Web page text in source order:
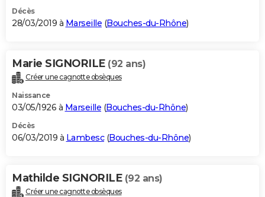
Décès
28/03/2019 à Marseille (Bouches-du-Rhône)
Marie SIGNORILE (92 ans)
Créer une cagnotte obsèques
Naissance
03/05/1926 à Marseille (Bouches-du-Rhône)
Décès
06/03/2019 à Lambesc(Bouches-du-Rhône)
Mathilde SIGNORILE (92 ans)
Créer une cagnotte obsèques